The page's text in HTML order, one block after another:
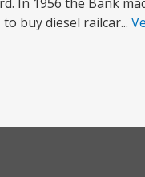
buy diesel railcar...